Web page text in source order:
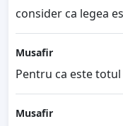
consider ca legea
Musafir
Pentru ca este
Musafir